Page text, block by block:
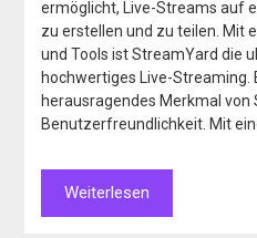
ermöglicht, Live-Streams auf
zu erstellen und zu teilen. Mit
und Tools ist StreamYard die
hochwertiges Live-Streaming.
herausragendes Merkmal von
Benutzerfreundlichkeit. Mit
Weiterlesen